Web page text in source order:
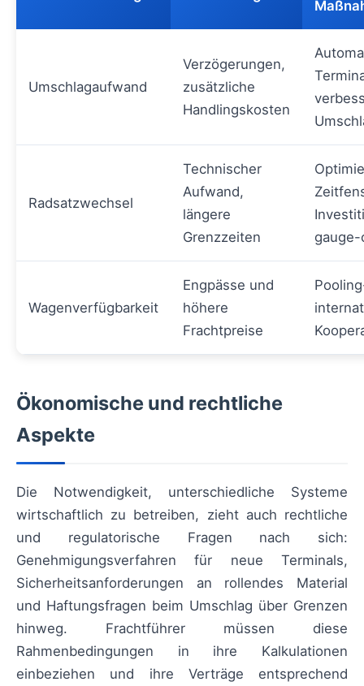
Umschlagaufwand
Verzögerungen,
zusätzliche
Handlingskosten
Radsatzwechsel
Technischer
Aufwand,
längere
Grenzzeiten
gauge-
Wagenverfügbarkeit
Engpässe und
höhere
Frachtpreise
Ökonomische und rechtliche
Aspekte
Die Notwendigkeit, unterschiedliche Systeme
wirtschaftlich zu betreiben, zieht auch rechtliche
und regulatorische Fragen nach sich:
Genehmigungsverfahren für neue Terminals,
Sicherheitsanforderungen an rollendes Material
und Haftungsfragen beim Umschlag über Grenzen
hinweg. Frachtführer müssen diese
Rahmenbedingungen in ihre Kalkulationen
einbeziehen und ihre Verträge entsprechend